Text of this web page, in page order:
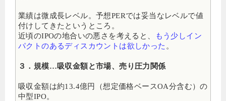
業績は微成長レベル。予想PERでは妥当なレベルで値
付けしてきたというところ。
近頃のIPOの地合いの悪さを考えると、
もう少しイン
パクトのあるディスカウントは欲しかった 。
３．規模…吸収金額と市場、売り圧力関係
吸収金額は約13.4億円
（想定価格ベースOA分含む）の
中型IPO。